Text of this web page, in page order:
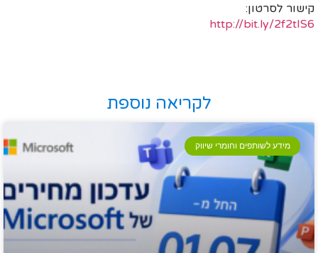
קישור לסרטון:
http://bit.ly/2f2tIS6
לקריאה נוספת
מידע לשותפים וחומרי שיווק